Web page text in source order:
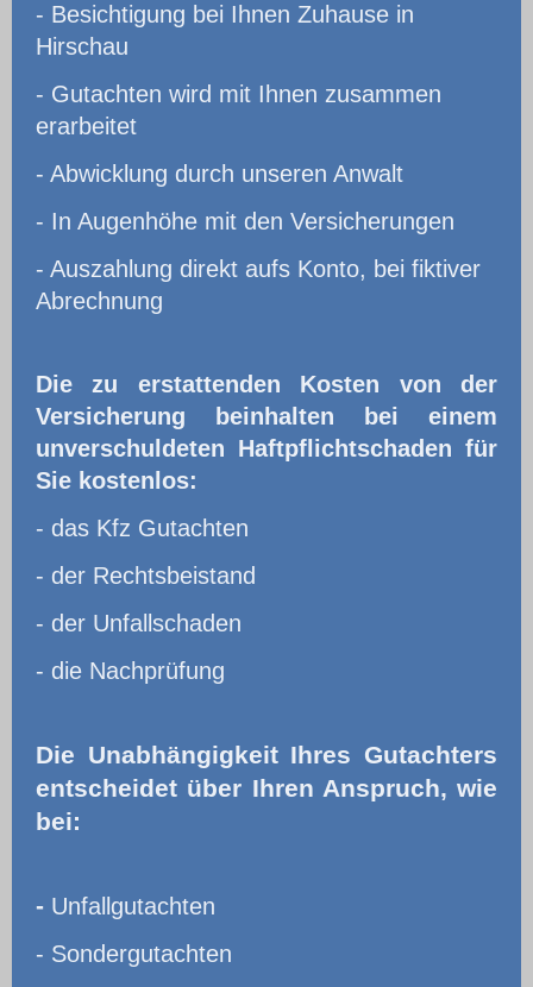
- Besichtigung bei Ihnen Zuhause in
Hirschau
- Gutachten wird mit Ihnen zusammen
erarbeitet
- Abwicklung durch unseren Anwalt
- In Augenhöhe mit den Versicherungen
- Auszahlung direkt aufs Konto, bei fiktiver
Abrechnung
Die zu erstattenden Kosten von der
Versicherung beinhalten bei einem
unverschuldeten Haftpflichtschaden für
Sie kostenlos:
- das Kfz Gutachten
- der Rechtsbeistand
- der Unfallschaden
- die Nachprüfung
Die Unabhängigkeit Ihres Gutachters
entscheidet über Ihren Anspruch, wie
bei:
- Unfallgutachten
- Sondergutachten